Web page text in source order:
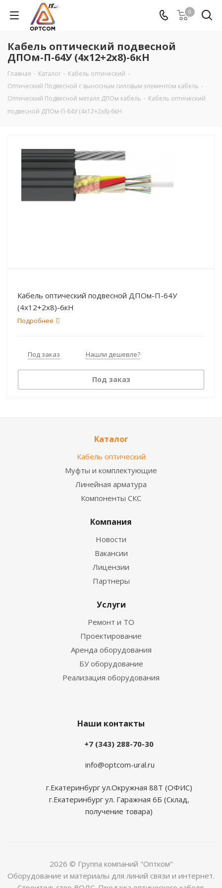
0
Кабель оптический подвесной
ДПОм-П-64У (4х12+2х8)-6кН
Главная - Каталог - Кабель оптический -
Оптический Подвесной с выносным силовым элементом кабель -
Оптический Подвесной металл ДПОм кабель - Кабель оптический
подвесной ДПОм-П-64У (4х12+2х8)-6кН
Кабель оптический подвесной ДПОм-П-64У
(4х12+2х8)-6кН
Подробнее
Под заказ Нашли дешевле?
Под заказ
Каталог
Кабель оптический
Муфты и комплектующие
Линейная арматура
Компоненты СКС
Компания
Новости
Вакансии
Лицензии
Партнеры
Услуги
Ремонт и ТО
Проектирование
Аренда оборудования
БУ оборудование
Реализация оборудования
Наши контакты
+7 (343) 288-70-30
info@optcom-ural.ru
г.Екатеринбург ул.Окружная 88Т (ОФИС)
г.Екатеринбург ул. Гаражная 6Б (Склад,
получение товара)
2026 © Группа компаний "Оптком"
Оборудование и материалы для линий связи и интернет.